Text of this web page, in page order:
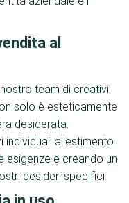
al
team di creativi
solo è esteticamente
desiderata.
individuali allestimento
esigenze e creando un
desideri specifici.